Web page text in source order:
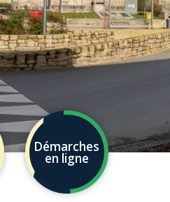
Démarches
en ligne